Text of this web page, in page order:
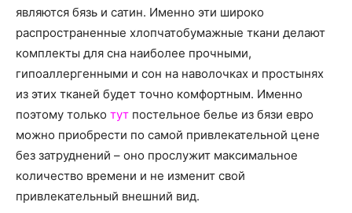
нем
являются бязь и сатин. Именно эти широко
распространенные хлопчатобумажные ткани делают
комплекты для сна наиболее прочными,
гипоаллергенными и сон на наволочках и простынях
из этих тканей будет точно комфортным. Именно
поэтому только тут постельное белье из бязи евро
можно приобрести по самой привлекательной цене
без затруднений – оно прослужит максимальное
количество времени и не изменит свой
привлекательный внешний вид.